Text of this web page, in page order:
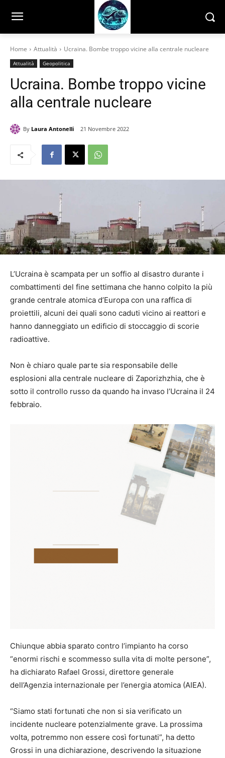
Home Attualità Ucraina. Bombe troppo vicine alla centrale nucleare
Attualità Geopolitica
Ucraina. Bombe troppo vicine
alla centrale nucleare
By Laura Antonelli 21 Novembre 2022
L’Ucraina è scampata per un soffio al disastro durante i
combattimenti del fine settimana che hanno colpito la più
grande centrale atomica d’Europa con una raffica di
proiettili, alcuni dei quali sono caduti vicino ai reattori e
hanno danneggiato un edificio di stoccaggio di scorie
radioattive.
Non è chiaro quale parte sia responsabile delle
esplosioni alla centrale nucleare di Zaporizhzhia, che è
sotto il controllo russo da quando ha invaso l’Ucraina il 24
febbraio.
Chiunque abbia sparato contro l’impianto ha corso
“enormi rischi e scommesso sulla vita di molte persone”,
ha dichiarato Rafael Grossi, direttore generale
dell’Agenzia internazionale per l’energia atomica (AIEA).
“Siamo stati fortunati che non si sia verificato un
incidente nucleare potenzialmente grave. La prossima
volta, potremmo non essere così fortunati”, ha detto
Grossi in una dichiarazione, descrivendo la situazione